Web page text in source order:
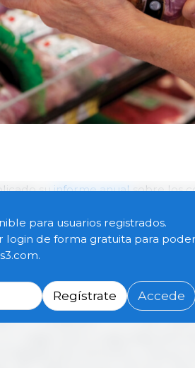
suinforme anualsobre los
de ámbito europeo a través del
para proteger la seguridad
y notificaciones de
un aumento del 11 % en el
en comparación con el año
riesgos para la seguridad
Rápida para Alimentos y Piensos
para usuarios registrados.
login de forma gratuita para
Regístrate Accede